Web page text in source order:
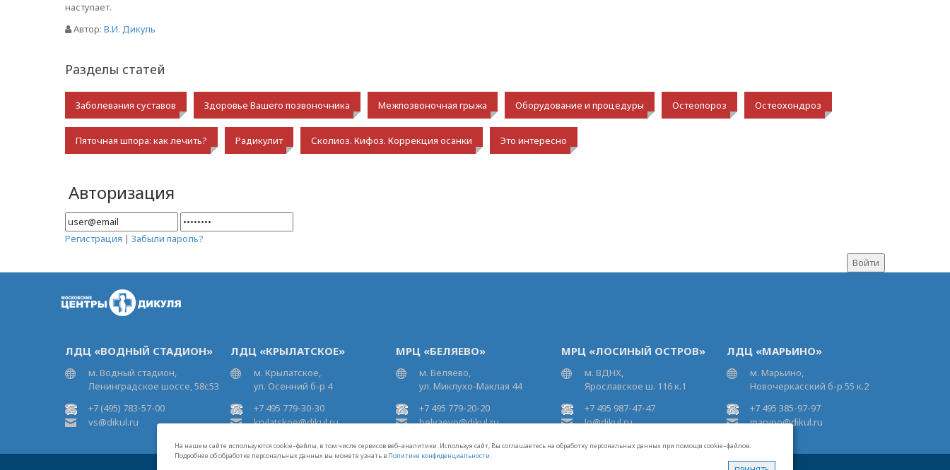
На нашем сайте используются cookie–файлы, в том числе сервисов веб–аналитики. Используя сайт, Вы соглашаетесь на обработку персональных данных при помощи cookie–файлов.
Подробнее об обработке персональных данных вы можете узнать в Политике конфиденциальности.
наступает.
Автор: В.И. Дикуль
Разделы статей
Заболевания суставов Здоровье Вашего позвоночника Межпозвоночная грыжа Оборудование и процедуры Остеопороз Остеохондроз
Пяточная шпора: как лечить? Радикулит Сколиоз. Кифоз. Коррекция осанки Это интересно
Авторизация
Регистрация | Забыли пароль?
ЛДЦ «ВОДНЫЙ СТАДИОН»
м. Водный стадион,
Ленинградское шоссе, 58с53
+7 (495) 783-57-00
vs@dikul.ru
ЛДЦ «КРЫЛАТСКОЕ»
м. Крылатское,
ул. Осенний б-р 4
+7 495 779-30-30
krylatskoe@dikul.ru
МРЦ «БЕЛЯЕВО»
м. Беляево,
ул. Миклухо-Маклая 44
+7 495 779-20-20
belyaevo@dikul.ru
МРЦ «ЛОСИНЫЙ ОСТРОВ»
м. ВДНХ,
Ярославское ш. 116 к.1
+7 495 987-47-47
lo@dikul.ru
ЛДЦ «МАРЬИНО»
м. Марьино,
Новочеркасский б-р 55 к.2
+7 495 385-97-97
maryno@dikul.ru